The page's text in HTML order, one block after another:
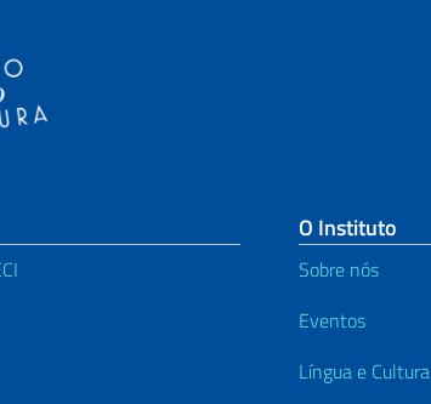
O Instituto
Sobre nós
Eventos
Língua e Cultura